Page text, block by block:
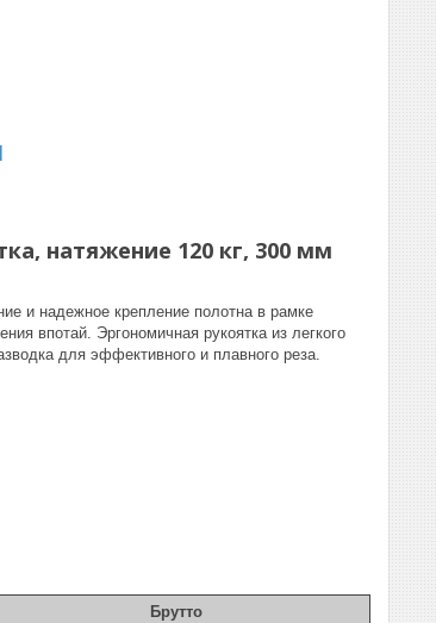
натяжение 120 кг, 300 мм
и надежное крепление полотна в рамке
впотай. Эргономичная рукоятка из легкого
для эффективного и плавного реза.
Брутто